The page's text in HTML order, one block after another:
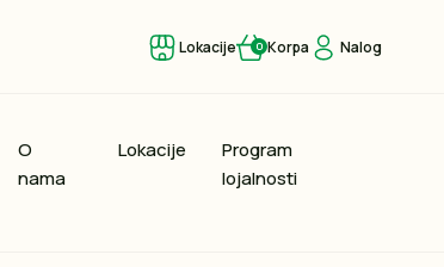
Lokacije 0 Korpa Nalog
O
nama
Lokacije
Program
lojalnosti